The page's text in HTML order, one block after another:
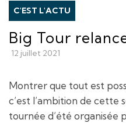
C'EST L'ACTU
Big Tour
12 juillet 2021
Montrer que tout est
c’est l’ambition de cette
tournée d’été organisée